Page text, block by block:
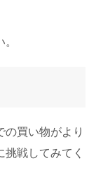
買い物がより
戦してみてく